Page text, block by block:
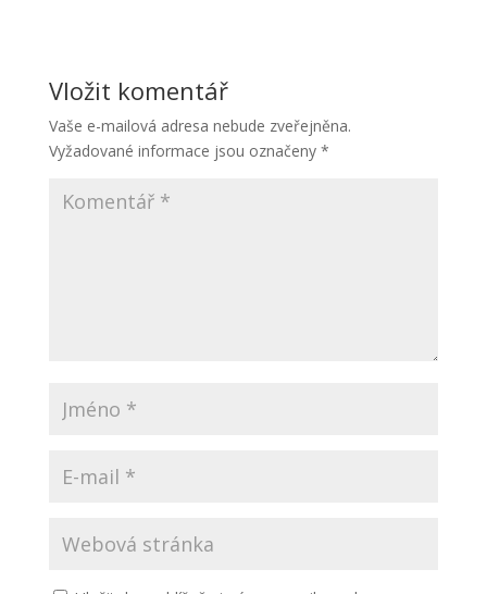
Vložit komentář
Vaše e-mailová adresa nebude zveřejněna.
Vyžadované informace jsou označeny *